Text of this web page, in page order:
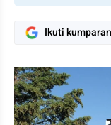
Ikuti